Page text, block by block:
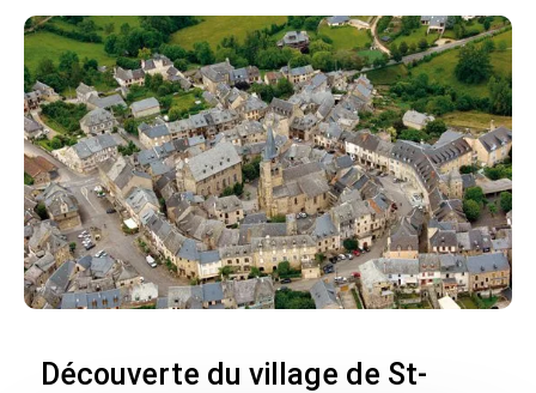
Découverte du village de St-